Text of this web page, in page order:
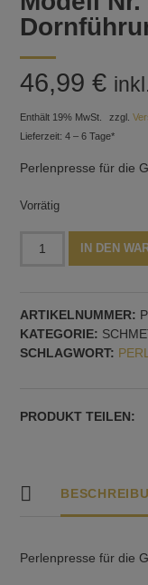
46,99€
Enthält 19% MwSt. zzgl.
Lieferzeit: 4 – 6 Tage*
Perlenpresse für die
Vorrätig
Nr.
3,
doppelte
IN DEN
ARTIKELNUMMER:
KATEGORIE:
SCHLAGWORT:
PRODUKT TEILEN:
Perlenpresse für die